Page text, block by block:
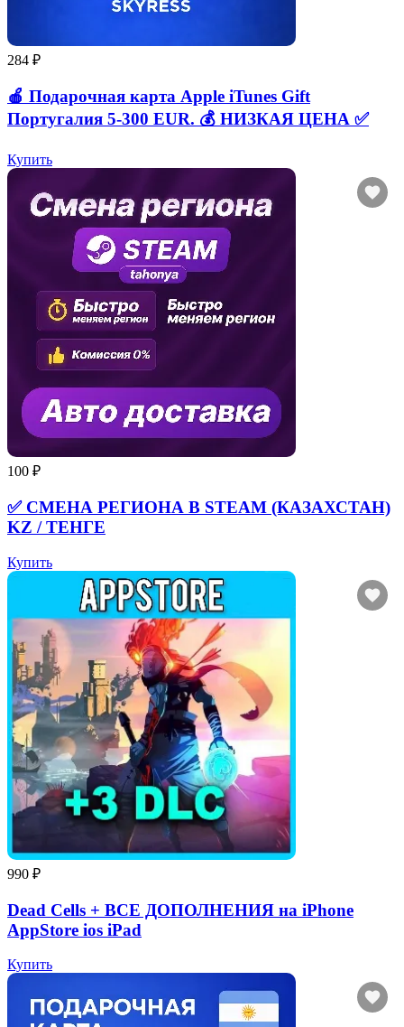
284 ₽
🍎 Подарочная карта Apple iTunes Gift
Португалия 5-300 EUR. 💰 НИЗКАЯ ЦЕНА ✅
Купить
100 ₽
✅ СМЕНА РЕГИОНА В STEAM (КАЗАХСТАН)
KZ / ТЕНГЕ
Купить
990 ₽
Dead Cells + ВСЕ ДОПОЛНЕНИЯ на iPhone
AppStore ios iPad
Купить